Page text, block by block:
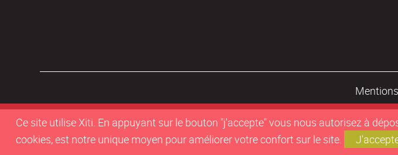
Ce site utilise Xiti. En appuyant sur le bouton "j'accepte" vous nous autorisez à
cookies, est notre unique moyen pour améliorer votre confort sur le site.